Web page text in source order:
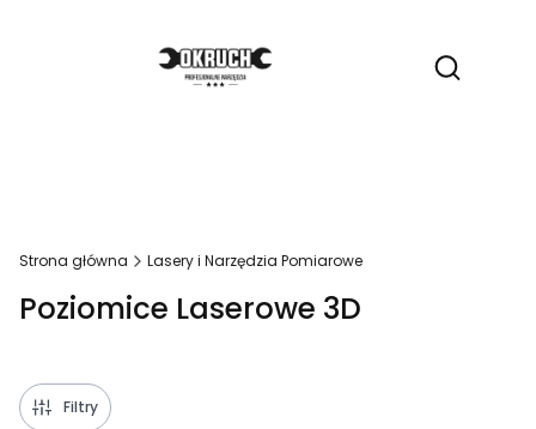
Otwórz
Strona główna Lasery i Narzędzia Pomiarowe
Poziomice Laserowe 3D
Filtry